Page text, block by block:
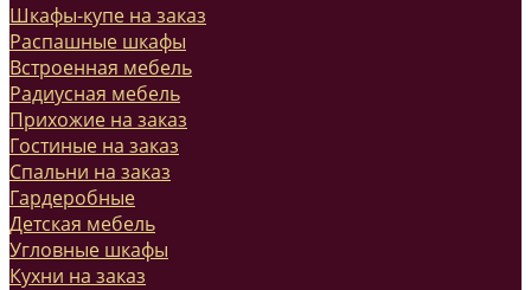
Шкафы-купе на заказ
Распашные шкафы
Встроенная мебель
Радиусная мебель
Прихожие на заказ
Гостиные на заказ
Спальни на заказ
Гардеробные
Детская мебель
Угловные шкафы
Кухни на заказ